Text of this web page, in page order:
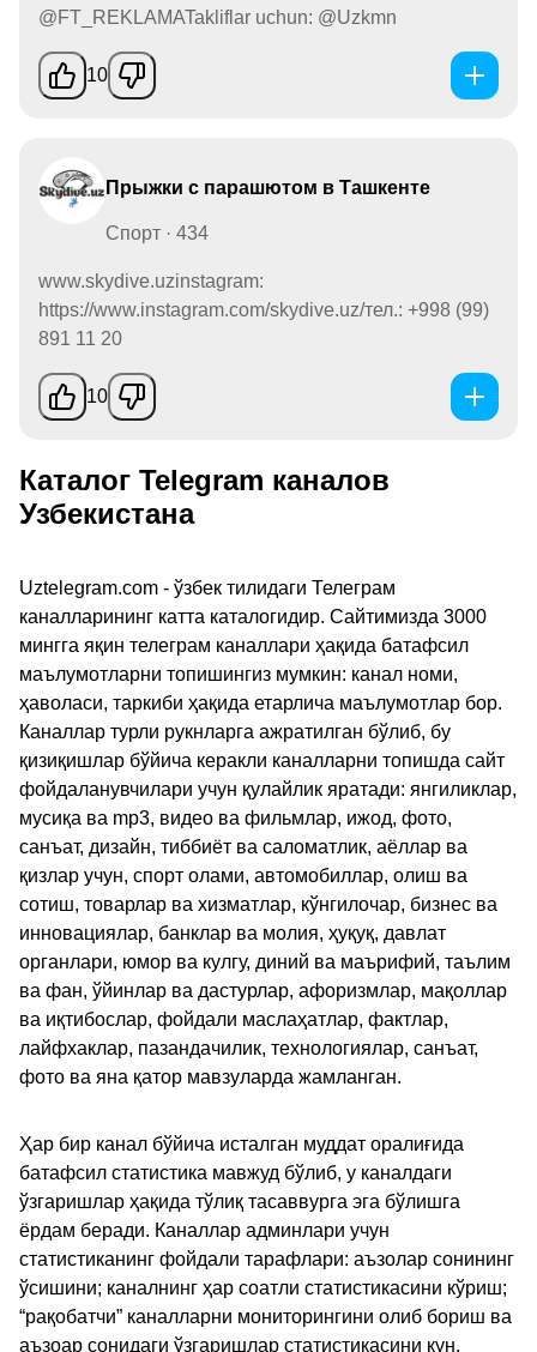
@FT_REKLAMATakliflar uchun: @Uzkmn
10
Прыжки с парашютом в Ташкенте
Спорт · 434
www.skydive.uzinstagram:
https://www.instagram.com/skydive.uz/тел.: +998 (99)
891 11 20
10
Каталог Telegram каналов
Узбекистана
Uztelegram.com - ўзбек тилидаги Телеграм
каналларининг катта каталогидир. Сайтимизда 3000
мингга яқин телеграм каналлари ҳақида батафсил
маълумотларни топишингиз мумкин: канал номи,
ҳаволаси, таркиби ҳақида етарлича маълумотлар бор.
Каналлар турли рукнларга ажратилган бўлиб, бу
қизиқишлар бўйича керакли каналларни топишда сайт
фойдаланувчилари учун қулайлик яратади: янгиликлар,
мусиқа ва mp3, видео ва фильмлар, ижод, фото,
санъат, дизайн, тиббиёт ва саломатлик, аёллар ва
қизлар учун, спорт олами, автомобиллар, олиш ва
сотиш, товарлар ва хизматлар, кўнгилочар, бизнес ва
инновациялар, банклар ва молия, ҳуқуқ, давлат
органлари, юмор ва кулгу, диний ва маърифий, таълим
ва фан, ўйинлар ва дастурлар, афоризмлар, мақоллар
ва иқтибослар, фойдали маслаҳатлар, фактлар,
лайфхаклар, пазандачилик, технологиялар, санъат,
фото ва яна қатор мавзуларда жамланган.
Ҳар бир канал бўйича исталган муддат оралиғида
батафсил статистика мавжуд бўлиб, у каналдаги
ўзгаришлар ҳақида тўлиқ тасаввурга эга бўлишга
ёрдам беради. Каналлар админлари учун
статистиканинг фойдали тарафлари: аъзолар сонининг
ўсишини; каналнинг ҳар соатли статистикасини кўриш;
“рақобатчи” каналларни мониторингини олиб бориш ва
аъзоар сонидаги ўзгаришлар статистикасини кун,